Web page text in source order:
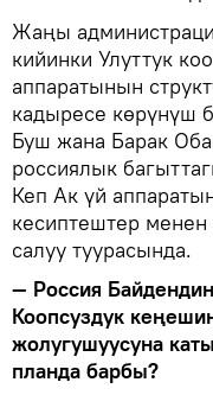
Жаңы
кийинки Улуттук
аппаратынын
кадыресе көрүнүш
Буш жана Барак
россиялык
Кеп Ак үй
кесиптештер менен
салуу туурасында.
— Россия
Коопсуздук
жолугушуусуна
планда барбы?